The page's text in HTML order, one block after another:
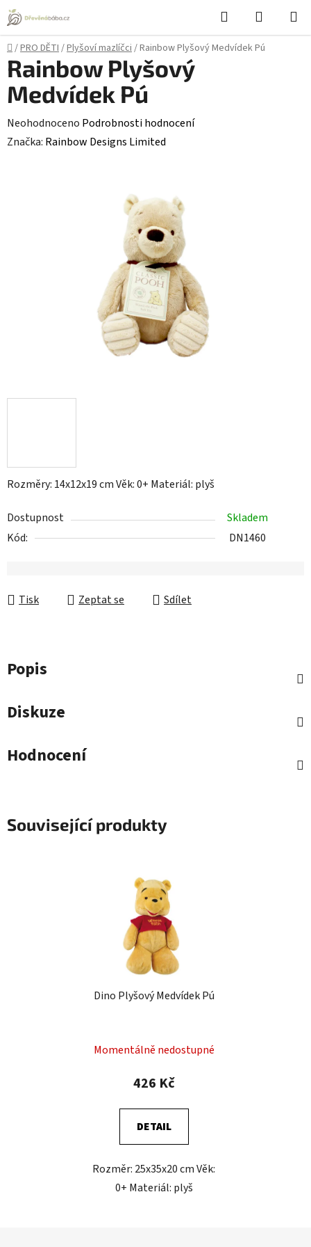
Přejít
na
obsah
Hledat
KOŠÍK
Domů
/PRO DĚTI/Plyšoví mazlíčci/Rainbow Plyšový Medvídek Pú
Rozměry: 14x12x19 cm Věk: 0+ Materiál: plyš
Dostupnost
Skladem
Kód:
DN1460
Tisk Zeptat se Sdílet
Rainbow Plyšový
Medvídek Pú
Průměrné
hodnocení
Neohodnoceno Podrobnosti hodnocení
Značka: Rainbow Designs Limited
Popis
Diskuze
Hodnocení
Související produkty
Dino Plyšový Medvídek Pú
Momentálně nedostupné
426 Kč
DETAIL
Rozměr: 25x35x20 cm Věk:
0+ Materiál: plyš